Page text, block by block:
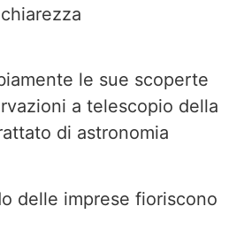
le sue scoperte
a telescopio della
di astronomia
delle imprese fioriscono